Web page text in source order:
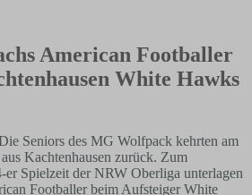
American Footballer
White Hawks
Seniors des MG Wolfpack kehrten am
Kachtenhausen zurück. Zum
er Spielzeit der NRW Oberliga unterlagen
Footballer beim Aufsteiger White